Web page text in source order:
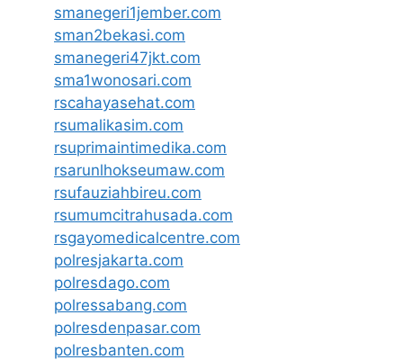
smanegeri1jember.com
sman2bekasi.com
smanegeri47jkt.com
sma1wonosari.com
rscahayasehat.com
rsumalikasim.com
rsuprimaintimedika.com
rsarunlhokseumaw.com
rsufauziahbireu.com
rsumumcitrahusada.com
rsgayomedicalcentre.com
polresjakarta.com
polresdago.com
polressabang.com
polresdenpasar.com
polresbanten.com